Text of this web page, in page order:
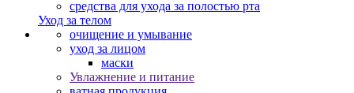
средства для ухода за полостью рта
Уход за телом
очищение и умывание
уход за лицом
маски
Увлажнение и питание